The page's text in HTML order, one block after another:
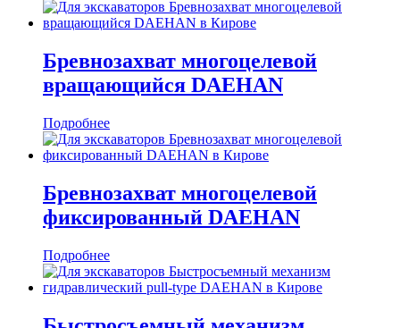
Бревнозахват многоцелевой
вращающийся DAEHAN
Подробнее
Бревнозахват многоцелевой
фиксированный DAEHAN
Подробнее